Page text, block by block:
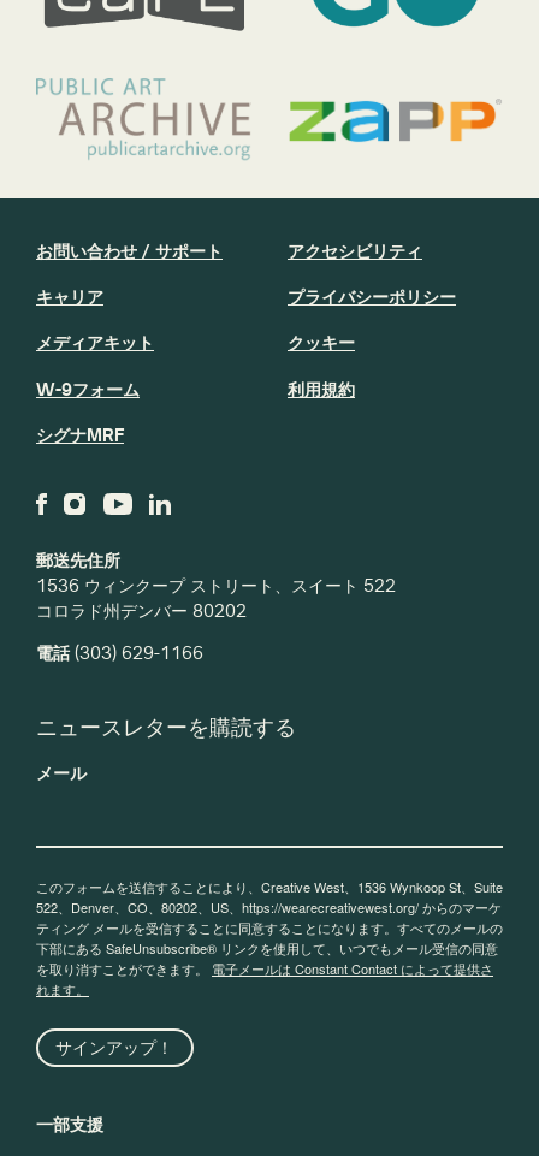
郵送先住所
1536 ウィンクープ ストリート、スイート 522
コロラド州デンバー 80202
電話(303) 629-1166
お問い合わせ / サポート
キャリア
メディアキット
W-9フォーム
シグナMRF
アクセシビリティ
プライバシーポリシー
クッキー
利用規約
ニュースレターを購読する
メール
このフォームを送信することにより、Creative West、1536 Wynkoop St、Suite
522、Denver、CO、80202、US、https://wearecreativewest.org/ からのマーケ
ティング メールを受信することに同意することになります。すべてのメールの
下部にある SafeUnsubscribe® リンクを使用して、いつでもメール受信の同意
を取り消すことができます。 電子メールは Constant Contact によって提供さ
れます。
サインアップ！
一部支援